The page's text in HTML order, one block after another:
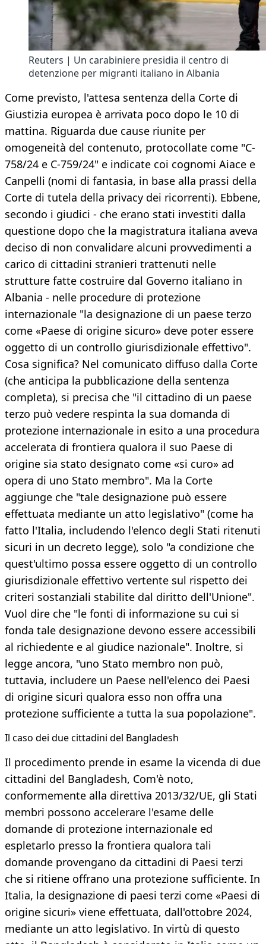
Reuters | Un carabiniere presidia il centro di
detenzione per migranti italiano in Albania
Come previsto, l'attesa sentenza della Corte di
Giustizia europea è arrivata poco dopo le 10 di
mattina. Riguarda due cause riunite per
omogeneità del contenuto, protocollate come "C-
758/24 e C-759/24" e indicate coi cognomi Aiace e
Canpelli (nomi di fantasia, in base alla prassi della
Corte di tutela della privacy dei ricorrenti). Ebbene,
secondo i giudici - che erano stati investiti dalla
questione dopo che la magistratura italiana aveva
deciso di non convalidare alcuni provvedimenti a
carico di cittadini stranieri trattenuti nelle
strutture fatte costruire dal Governo italiano in
Albania - nelle procedure di protezione
internazionale "la designazione di un paese terzo
come «Paese di origine sicuro» deve poter essere
oggetto di un controllo giurisdizionale effettivo".
Cosa significa? Nel comunicato diffuso dalla Corte
(che anticipa la pubblicazione della sentenza
completa), si precisa che "il cittadino di un paese
terzo può vedere respinta la sua domanda di
protezione internazionale in esito a una procedura
accelerata di frontiera qualora il suo Paese di
origine sia stato designato come «si curo» ad
opera di uno Stato membro". Ma la Corte
aggiunge che "tale designazione può essere
effettuata mediante un atto legislativo" (come ha
fatto l'Italia, includendo l'elenco degli Stati ritenuti
sicuri in un decreto legge), solo "a condizione che
quest'ultimo possa essere oggetto di un controllo
giurisdizionale effettivo vertente sul rispetto dei
criteri sostanziali stabilite dal diritto dell'Unione".
Vuol dire che "le fonti di informazione su cui si
fonda tale designazione devono essere accessibili
al richiedente e al giudice nazionale". Inoltre, si
legge ancora, "uno Stato membro non può,
tuttavia, includere un Paese nell'elenco dei Paesi
di origine sicuri qualora esso non offra una
protezione sufficiente a tutta la sua popolazione".
Il caso dei due cittadini del Bangladesh
Il procedimento prende in esame la vicenda di due
cittadini del Bangladesh, Com'è noto,
conformemente alla direttiva 2013/32/UE, gli Stati
membri possono accelerare l'esame delle
domande di protezione internazionale ed
espletarlo presso la frontiera qualora tali
domande provengano da cittadini di Paesi terzi
che si ritiene offrano una protezione sufficiente. In
Italia, la designazione di paesi terzi come «Paesi di
origine sicuri» viene effettuata, dall'ottobre 2024,
mediante un atto legislativo. In virtù di questo